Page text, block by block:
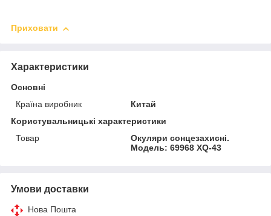
Приховати
Характеристики
Основні
Країна виробник
Китай
Користувальницькі характеристики
Товар
Окуляри сонцезахисні.
Модель: 69968 XQ-43
Умови доставки
Нова Пошта